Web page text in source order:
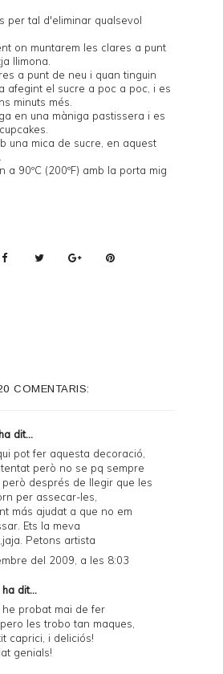
per tal d'eliminar qualsevol
on muntarem les clares a punt
llimona.
a punt de neu i quan tinguin
afegint el sucre a poc a poc, i es
minuts més.
en una màniga pastissera i es
una mica de sucre, en aquest
a 90ºC (200ºF) amb la porta mig
COMENTARIS:
ha dit...
pot fer aquesta decoració,
però no se pq sempre
després de llegir que les
per assecar-les,
más ajudat a que no em
Ets la meva
Petons artista
del 2009, a les 8:03
ha dit...
probat mai de fer
les trobo tan maques,
caprici, i deliciós!
genials!